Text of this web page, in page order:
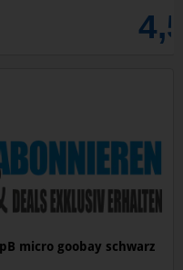
micro goobay schwarz